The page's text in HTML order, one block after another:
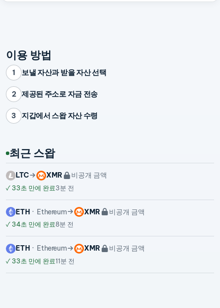
이용 방법
1 보낼 자산과 받을 자산 선택
2 제공된 주소로 자금 전송
3 지갑에서 스왑 자산 수령
최근 스왑
LTC XMR 비공개 금액
✓ 33초 만에 완료3분 전
ETH Ethereum XMR 비공개 금액
✓ 34초 만에 완료8분 전
ETH Ethereum XMR 비공개 금액
✓ 33초 만에 완료11분 전